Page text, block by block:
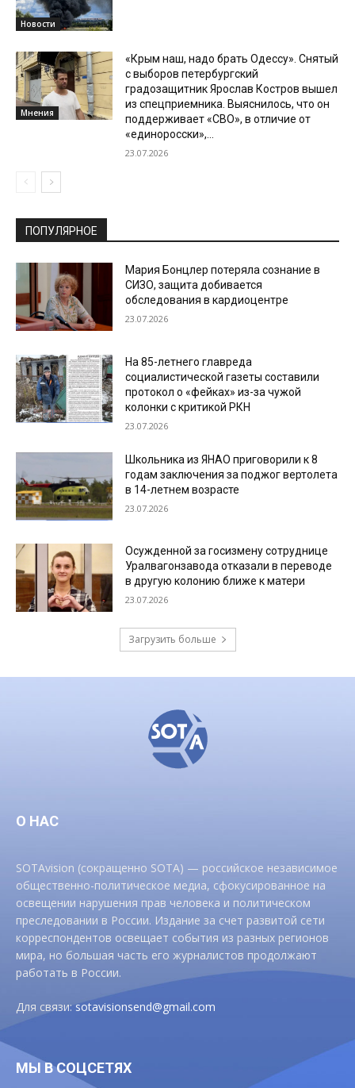
Новости
Мнения
«Крым наш, надо брать Одессу». Снятый
с выборов петербургский
градозащитник Ярослав Костров вышел
из спецприемника. Выяснилось, что он
поддерживает «СВО», в отличие от
«единоросски»,...
23.07.2026
ПОПУЛЯРНОЕ
Мария Бонцлер потеряла сознание в
СИЗО, защита добивается
обследования в кардиоцентре
23.07.2026
На 85-летнего главреда
социалистической газеты составили
протокол о «фейках» из-за чужой
колонки с критикой РКН
23.07.2026
Школьника из ЯНАО приговорили к 8
годам заключения за поджог вертолета
в 14-летнем возрасте
23.07.2026
Осужденной за госизмену сотруднице
Уралвагонзавода отказали в переводе
в другую колонию ближе к матери
23.07.2026
Загрузить больше
О НАС
SOTAvision (сокращенно SOTA) — российское независимое
общественно-политическое медиа, сфокусированное на
освещении нарушения прав человека и политическом
преследовании в России. Издание за счет развитой сети
корреспондентов освещает события из разных регионов
мира, но большая часть его журналистов продолжают
работать в России.
Для связи:sotavisionsend@gmail.com
МЫ В СОЦСЕТЯХ